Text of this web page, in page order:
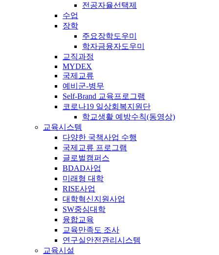
전공자율선택제
수업
장학
주요장학도우미
학자금융자도우미
교직과정
MYDEX
국제교류
예비군-병무
Self-Brand 교육프로그램
코로나19 일상회복지원단
학교생활 예방수칙(동영상)
교육시스템
다양한 국책사업 수행
국제교류 프로그램
글로벌캠퍼스
BDAD사업
미래형 대학
RISE사업
대학혁신지원사업
SW중심대학
융합교육
교육만족도 조사
연구실안전관리시스템
교육시설